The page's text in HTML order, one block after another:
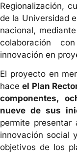
Regionalización,
de la Universidad
nacional,
colaboración
innovación en
El proyecto en
haceel Plan
componentes,
nueve de sus
permite
innovación social
objetivos de los